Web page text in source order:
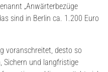
„Anwärterbezüge
sind in Berlin ca. 1.200 Euro
voranschreitet, desto so
Sichern und langfristige